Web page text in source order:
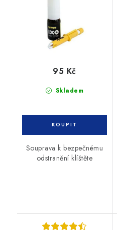
Skladem
95 Kč
Souprava k bezpečnému
odstranění klíštěte